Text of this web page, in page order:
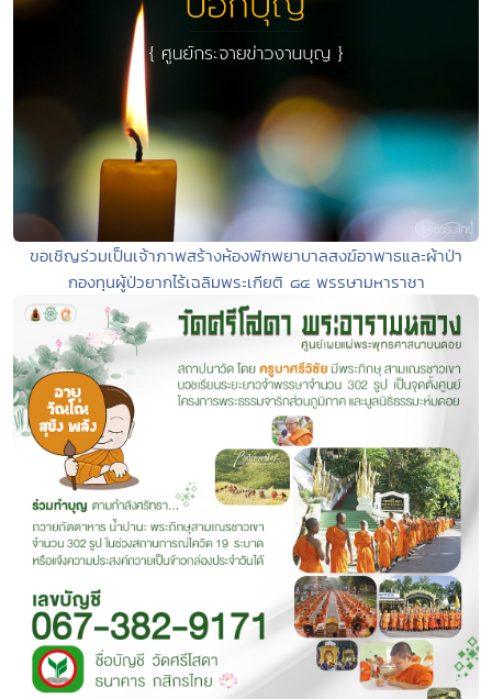
ขอเชิญร่วมเป็นเจ้าภาพสร้างห้องพักพยาบาลสงฆ์อาพาธและผ้าป่า
กองทุนผู้ป่วยากไร้เฉลิมพระเกียติ ๘๔ พรรษามหาราชา